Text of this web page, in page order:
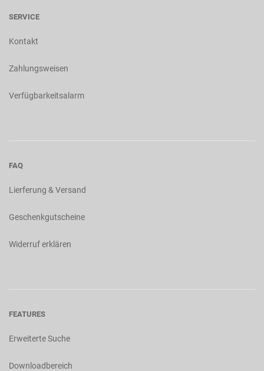
SERVICE
Kontakt
Zahlungsweisen
Verfügbarkeitsalarm
FAQ
Lierferung & Versand
Geschenkgutscheine
Widerruf erklären
FEATURES
Erweiterte Suche
Downloadbereich